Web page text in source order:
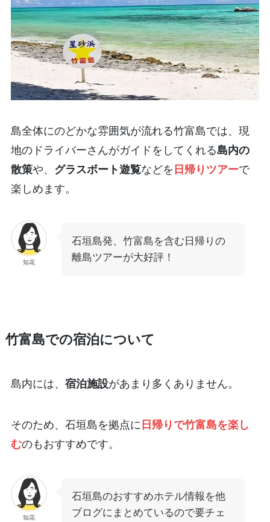
島全体にのどかな雰囲気が流れる竹富島では、現
地のドライバーさんがガイドをしてくれる島内の
散策や、 グラスボート遊覧などを 日帰りツアーで
楽しめます。
知花
石垣島発、竹富島を含む日帰りの
離島ツアーが大好評！
竹富島での宿泊について
島内には、 宿泊施設があまり多くありません。
そのため、石垣島を拠点に 日帰りで竹富島を楽し
むのもおすすめです。
知花
石垣島のおすすめホテル情報を他
ブログにまとめているので要チェ